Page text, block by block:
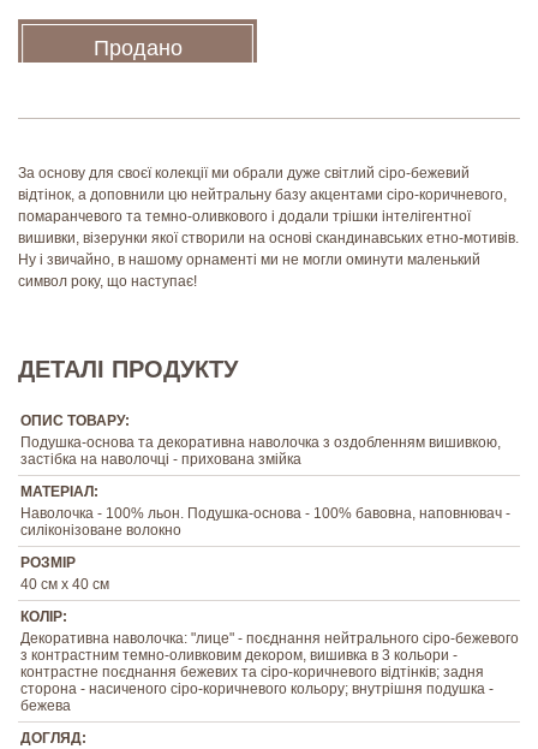
Продано
За основу для своєї колекції ми обрали дуже світлий сіро-бежевий
відтінок, а доповнили цю нейтральну базу акцентами сіро-коричневого,
помаранчевого та темно-оливкового і додали трішки інтелігентної
вишивки, візерунки якої створили на основі скандинавських етно-мотивів.
Ну і звичайно, в нашому орнаменті ми не могли оминути маленький
символ року, що наступає!
ДЕТАЛІ ПРОДУКТУ
ОПИС ТОВАРУ:
Подушка-основа та декоративна наволочка з оздобленням вишивкою,
застібка на наволочці - прихована змійка
МАТЕРІАЛ:
Наволочка - 100% льон. Подушка-основа - 100% бавовна, наповнювач -
силіконізоване волокно
РОЗМІР
40 см х 40 см
КОЛІР:
Декоративна наволочка: "лице" - поєднання нейтрального сіро-бежевого
з контрастним темно-оливковим декором, вишивка в 3 кольори -
контрастне поєднання бежевих та сіро-коричневого відтінків; задня
сторона - насиченого сіро-коричневого кольору; внутрішня подушка -
бежева
ДОГЛЯД: